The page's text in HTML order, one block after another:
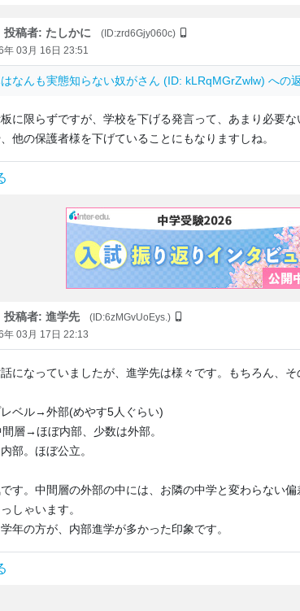
投稿者: たしかに
(ID:zrd6Gjy060c)
年 03月 16日 23:51
なんも実態知らない奴がさん (ID: kLRqMGrZwlw) への
に限らずですが、学校を下げる発言って、あまり必要
他の保護者様を下げていることにもなりますしね。
投稿者: 進学先
(ID:6zMGvUoEys.)
年 03月 17日 22:13
になっていましたが、進学先は様々です。もちろん、
ベル→外部(めやす5人ぐらい)
層→ほぼ内部、少数は外部。
部。ほぼ公立。
す。中間層の外部の中には、お隣の中学と変わらない偏
しゃいます。
年の方が、内部進学が多かった印象です。